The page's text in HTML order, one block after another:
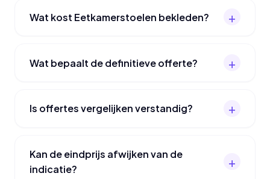
Wat kost Eetkamerstoelen bekleden?
Wat bepaalt de definitieve offerte?
Is offertes vergelijken verstandig?
Kan de eindprijs afwijken van de
indicatie?